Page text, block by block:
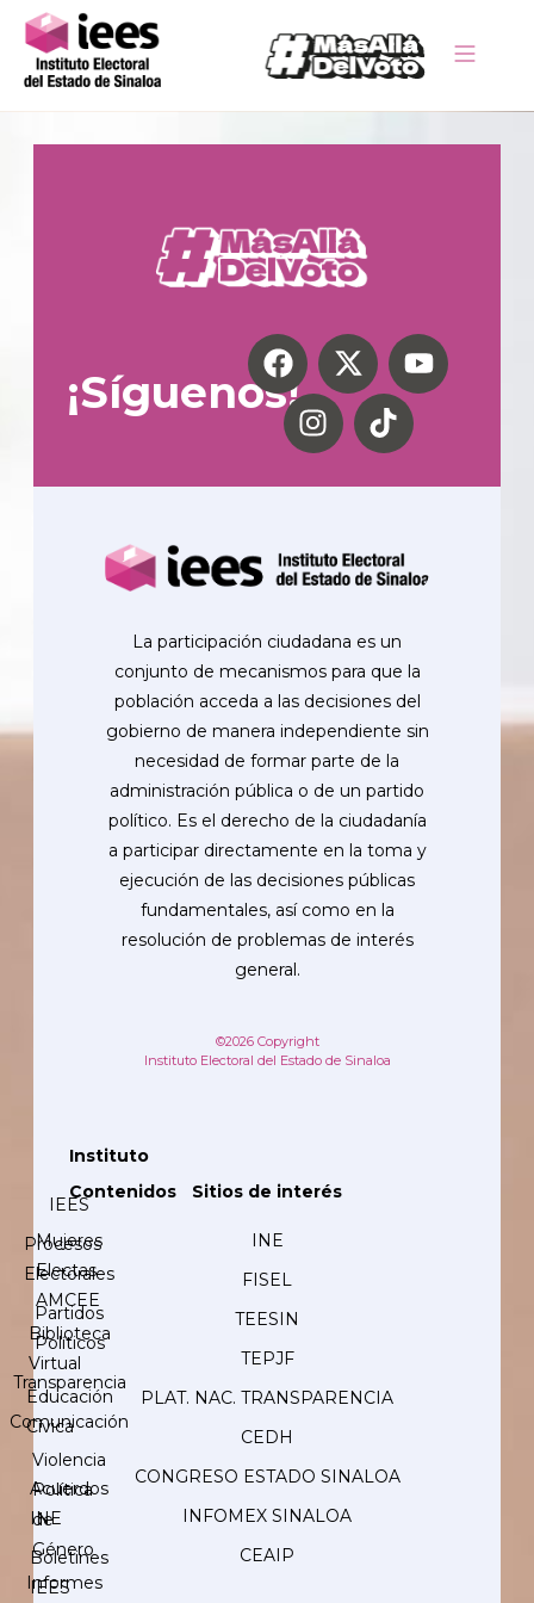
¡Síguenos!
La participación ciudadana es un
conjunto de mecanismos para que la
población acceda a las decisiones del
gobierno de manera independiente sin
necesidad de formar parte de la
administración pública o de un partido
político. Es el derecho de la ciudadanía
a participar directamente en la toma y
ejecución de las decisiones públicas
fundamentales, así como en la
resolución de problemas de interés
general.
©2026 Copyright
Instituto Electoral del Estado de Sinaloa
Instituto
IEES
Procesos
Electorales
Partidos
Políticos
Transparencia
Comunicación
Acuerdos
INE
Boletines
IEES
Contenidos
Mujeres
Electas
AMCEE
Biblioteca
Virtual
Educación
Cívica
Violencia
Política
de
Género
Informes
Sitios de interés
INE
FISEL
TEESIN
TEPJF
PLAT. NAC. TRANSPARENCIA
CEDH
CONGRESO ESTADO SINALOA
INFOMEX SINALOA
CEAIP